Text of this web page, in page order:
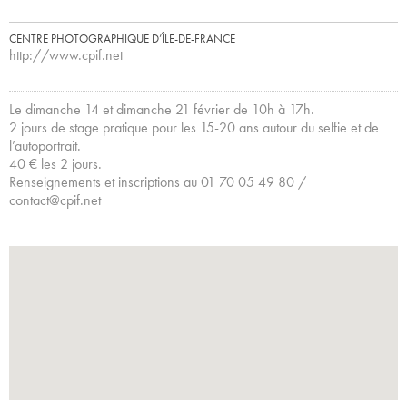
CENTRE PHOTOGRAPHIQUE D’ÎLE-DE-FRANCE
http://www.cpif.net
Le dimanche 14 et dimanche 21 février de 10h à 17h.
2 jours de stage pratique pour les 15-20 ans autour du selfie et de
l’autoportrait.
40 € les 2 jours.
Renseignements et inscriptions au 01 70 05 49 80 /
contact@cpif.net